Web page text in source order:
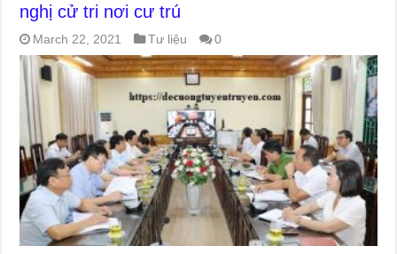
nghị cử tri nơi cư trú
March 22, 2021 Tư liệu 0